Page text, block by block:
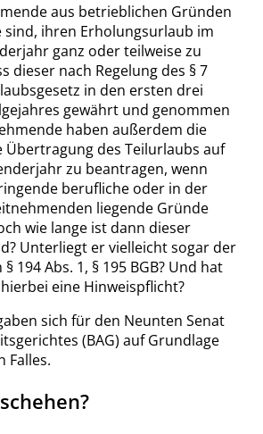
aus betrieblichen Gründen
sind, ihren Erholungsurlaub im
ganz oder teilweise zu
dieser nach Regelung des § 7
in den ersten drei
gewährt und genommen
haben außerdem die
Übertragung des Teilurlaubs auf
zu beantragen, wenn
berufliche oder in der
liegende Gründe
wie lange ist dann dieser
Unterliegt er vielleicht sogar der
194 Abs. 1, § 195 BGB? Und hat
eine Hinweispflicht?
sich für den Neunten Senat
(BAG) auf Grundlage
Falles.